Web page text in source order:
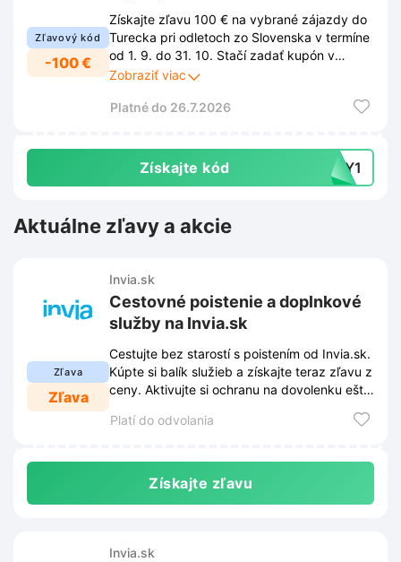
Zľavový kód
-100 €
SR 1. 9.–31. 10. na Invia.sk
Získajte zľavu 100 € na vybrané zájazdy do
Turecka pri odletoch zo Slovenska v termíne
od 1. 9. do 31. 10. Stačí zadať kupón v
košíku pri objednávke dovolenky na portáli
Zobraziť viac
Platné do 26.7.2026
Získajte kód PPY1
Aktuálne zľavy a akcie
Zľava
Zľava
Invia.sk
Cestovné poistenie a doplnkové
služby na Invia.sk
Cestujte bez starostí s poistením od Invia.sk.
Kúpte si balík služieb a získajte teraz zľavu z
ceny. Aktivujte si ochranu na dovolenku ešte
Platí do odvolania
Získajte zľavu
Invia.sk